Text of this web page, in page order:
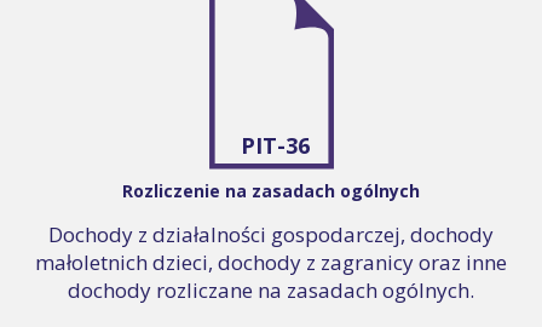
PIT-36
Rozliczenie na zasadach ogólnych
Dochody z działalności gospodarczej, dochody
małoletnich dzieci, dochody z zagranicy oraz inne
dochody rozliczane na zasadach ogólnych.